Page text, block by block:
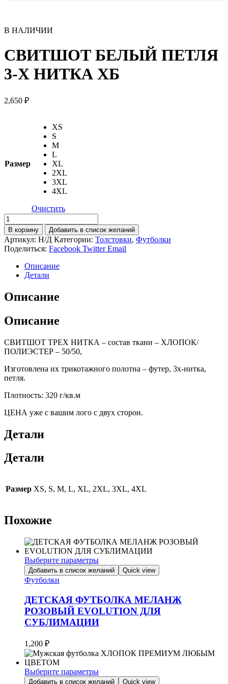
В НАЛИЧИИ
СВИТШОТ БЕЛЫЙ ПЕТЛЯ
3-Х НИТКА ХБ
2,650 ₽
Размер
XS
S
M
L
XL
2XL
3XL
4XL
Очистить
Количество
товара
СВИТШОТ
БЕЛЫЙ
ПЕТЛЯ
НИТКА
ХБ
В корзину Добавить в список желаний
Артикул: Н/Д Категории: Толстовки, Футболки
Поделиться: Facebook Twitter Email
Описание
Детали
Описание
Описание
СВИТШОТ ТРЕХ НИТКА – состав ткани – ХЛОПОК/
ПОЛИЭСТЕР – 50/50,
Изготовлена их трикотажного полотна – футер, 3х-нитка,
петля.
Плотность: 320 г/кв.м
ЦЕНА уже с вашим лого с двух сторон.
Детали
Детали
Размер XS, S, M, L, XL, 2XL, 3XL, 4XL
Похожие
Выберите параметры
Этот
товар
имеет
несколько
вариаций.
Опции
можно
на
странице
товара.
Добавить в список желаний Quick view
Футболки
ДЕТСКАЯ ФУТБОЛКА МЕЛАНЖ
РОЗОВЫЙ EVOLUTION ДЛЯ
СУБЛИМАЦИИ
1,200 ₽
Выберите параметры
Этот
Добавить в список желаний Quick view